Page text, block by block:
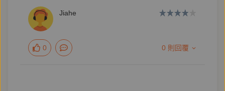
蛋糕、蜜豆冰，小說宛如一場筵席，將青山千鶴子來臺
一年的春夏秋冬，寫進這場筵席裡，有臺式小點，有日
轉的咖哩。在次第端上的菜色中，這位小說總舖師悄悄
Jiahe
0 0 則回覆